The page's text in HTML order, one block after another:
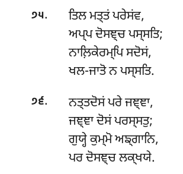
੭੫.
ਤਿਲ ਮਤ੍ਤਂ ਪਰੇਸਂਵ,
ਅਪ੍ਪ ਦੋਸਞ੍ਚ ਪਸ੍ਸਤਿ;
ਨਾਲ਼ਿਕੇਰਮ੍ਪਿ ਸਦੋਸਂ,
ਖਲ-ਜਾਤੋ ਨ ਪਸ੍ਸਤਿ.
੭੬.
ਨਤ੍ਤਦੋਸਂ ਪਰੇ ਜਞ੍ਞਾ,
ਜਞ੍ਞਾ ਦੋਸਂ ਪਰਸ੍ਸਤੁ;
ਗੁਯ੍ਹੇਕੁਮ੍ਮੋ ਅਙ੍ਗਾਨਿ,
ਪਰ ਦੋਸਞ੍ਚ ਲਕ੍ਖਯੇ.